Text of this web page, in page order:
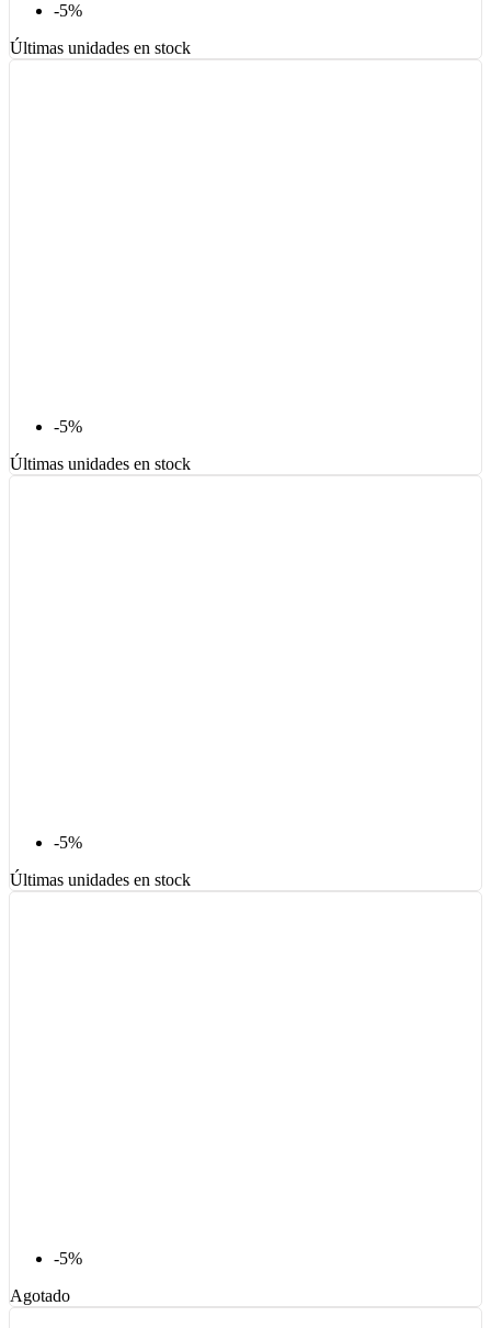
-5%
Últimas unidades en stock
-5%
Últimas unidades en stock
-5%
Últimas unidades en stock
-5%
Agotado